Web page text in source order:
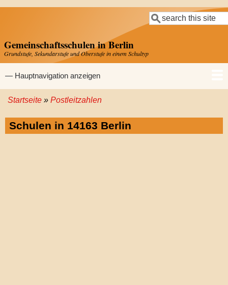
Suche
Gemeinschaftsschulen in Berlin
Grundstufe, Sekundarstufe und Oberstufe in einem Schultyp
Hauptnavigation
— Hauptnavigation anzeigen
Startseite
Gemeinschaftsschulen
Grundschulen
Sekundarschulen
Gymnasien
Startseite Postleitzahlen
Schulen in 14163 Berlin